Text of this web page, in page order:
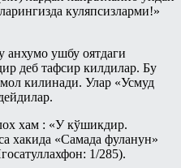
куляпсизларми!»
анхумо ушбу оятдаги
деб тафсир килдилар. Бу
килинади. Улар «Усмуд
хам : «У кўшикдир.
хакида «Самада фуланун»
1/285).